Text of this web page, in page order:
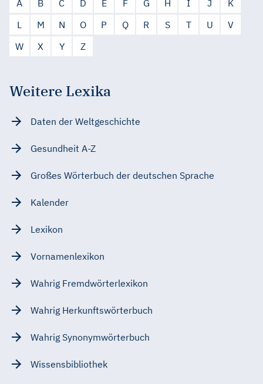
A B C D E F G H I J
K
L
M N O P Q R S T U
V
W
X Y Z
Weitere Lexika
Daten der Weltgeschichte
Gesundheit A-Z
Großes Wörterbuch der deutschen Sprache
Kalender
Lexikon
Vornamenlexikon
Wahrig Fremdwörterlexikon
Wahrig Herkunftswörterbuch
Wahrig Synonymwörterbuch
Wissensbibliothek